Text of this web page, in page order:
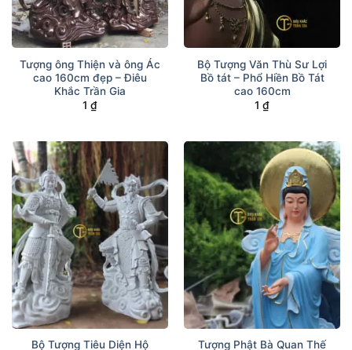
Tượng ông Thiện và ông Ác
cao 160cm đẹp – Điêu
Khắc Trần Gia
1 ₫
Bộ Tượng Văn Thù Sư Lợi
Bồ tát – Phổ Hiền Bồ Tát
cao 160cm
1 ₫
Bộ Tượng Tiêu Diện Hộ
Tượng Phật Bà Quan Thế